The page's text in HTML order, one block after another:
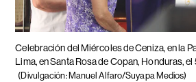
Celebración del Miércoles de Ceniza, en la
Lima, en Santa Rosa de Copan, Honduras,
(Divulgación: Manuel Alfaro/Suyapa Medios)